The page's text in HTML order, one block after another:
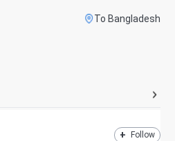
To Bangladesh
+ Follow